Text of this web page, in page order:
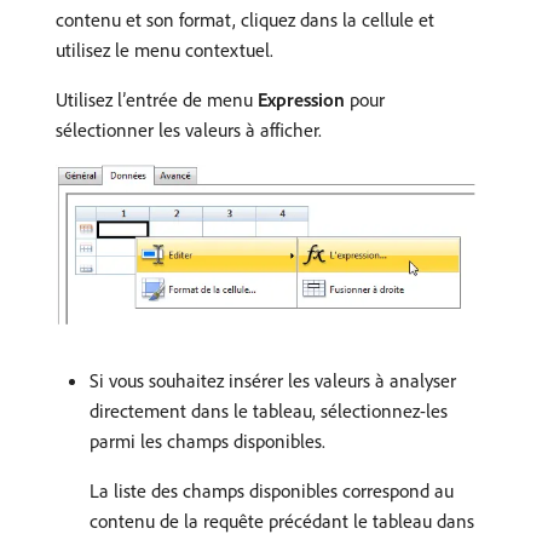
contenu et son format, cliquez dans la cellule et
utilisez le menu contextuel.
Utilisez l’entrée de menu Expression pour
sélectionner les valeurs à afficher.
Si vous souhaitez insérer les valeurs à analyser
directement dans le tableau, sélectionnez-les
parmi les champs disponibles.
La liste des champs disponibles correspond au
contenu de la requête précédant le tableau dans